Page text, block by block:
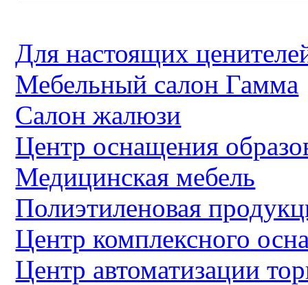
Для настоящих
Мебельный салон Гамма
Салон жалюзи
Центр оснащения
Медицинская мебель
Полиэтиленовая
Центр комплексного
Центр автоматизации